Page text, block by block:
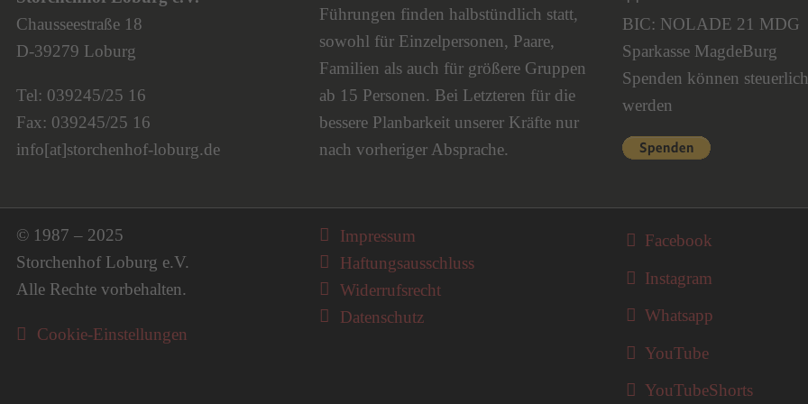
Chausseestraße 18
D-39279 Loburg
Tel: 039245/25 16
Fax: 039245/25 16
info[at]storchenhof-loburg.de
Führungen finden halbstündlich statt,
sowohl für Einzelpersonen, Paare,
Familien als auch für größere Gruppen
ab 15 Personen. Bei Letzteren für die
bessere Planbarkeit unserer Kräfte nur
nach vorheriger Absprache.
BIC: NOLADE 21 MDG
Sparkasse MagdeBurg
Spenden können
werden
© 1987 – 2025
Storchenhof Loburg e.V.
Alle Rechte vorbehalten.
Cookie-Einstellungen
Navigation überspringen
Impressum
Haftungsausschluss
Widerrufsrecht
Datenschutz
Facebook
Instagram
Whatsapp
YouTube
YouTubeShorts